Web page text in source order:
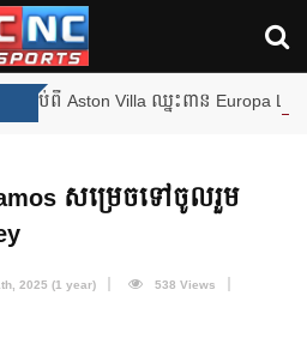
Aston Villa ឈ្នះពាន Europa League
សម្រេចទៅចូលរួម
2025 (1 year) 538 Views